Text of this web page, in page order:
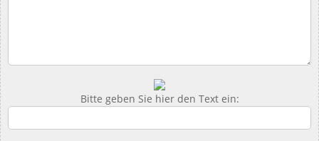
Bitte geben Sie hier den Text ein: